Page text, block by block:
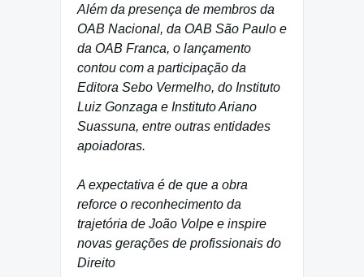
Além da presença de membros da
OAB Nacional, da OAB São Paulo e
da OAB Franca, o lançamento
contou com a participação da
Editora Sebo Vermelho, do Instituto
Luiz Gonzaga e Instituto Ariano
Suassuna, entre outras entidades
apoiadoras.
A expectativa é de que a obra
reforce o reconhecimento da
trajetória de João Volpe e inspire
novas gerações de profissionais do
Direito